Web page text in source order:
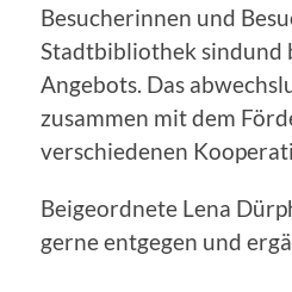
Besucherinnen und
Stadtbibliothek sindund
Angebots. Das
zusammen mit dem
verschiedenen
Beigeordnete Lena
gerne entgegen und